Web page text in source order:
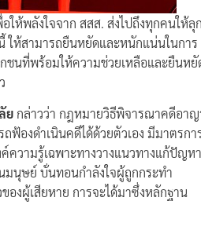
ให้พลังใจจาก สสส. ส่งไปถึงทุกคนให้ลุก
ให้สามารถยืนหยัดและหนักแน่นในการ
ชนที่พร้อมให้ความช่วยเหลือและยืนหยัด
ฟ้องดำเนินคดีได้ด้วยตัวเอง มีมาตรการ
ความรู้เฉพาะทางวางแนวทางแก้ปัญหา
มนุษย์ บั่นทอนกำลังใจผู้ถูกกระทำ
งผู้เสียหาย การจะได้มาซึ่งหลักฐาน